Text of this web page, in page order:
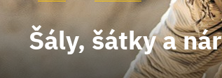
Šály, šátky a